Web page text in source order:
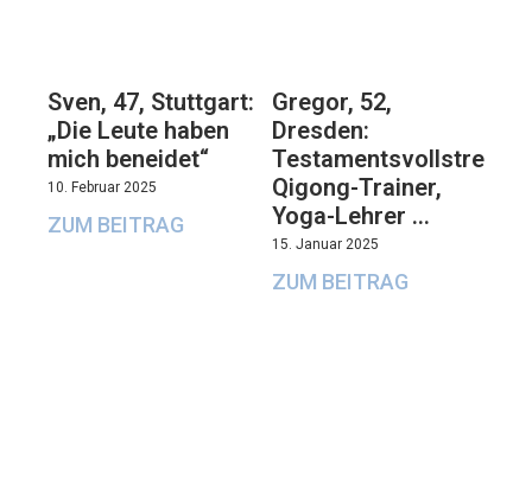
Sven, 47, Stuttgart:
„Die Leute haben
mich beneidet“
10. Februar 2025
ZUM BEITRAG
Gregor, 52,
Dresden:
Qigong-Trainer,
Yoga-Lehrer …
15. Januar 2025
ZUM BEITRAG